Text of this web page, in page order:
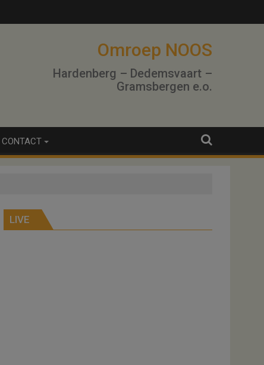
Omroep NOOS
Hardenberg – Dedemsvaart –
Gramsbergen e.o.
CONTACT
LIVE